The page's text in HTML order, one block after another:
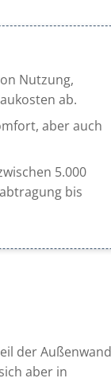
Nutzung,
ab.
aber auch
5.000
bis
der Außenwand
aber in